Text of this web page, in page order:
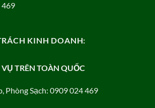
469
KINH DOANH:
TRÊN TOÀN QUỐC
Phòng Sạch: 0909 024 469